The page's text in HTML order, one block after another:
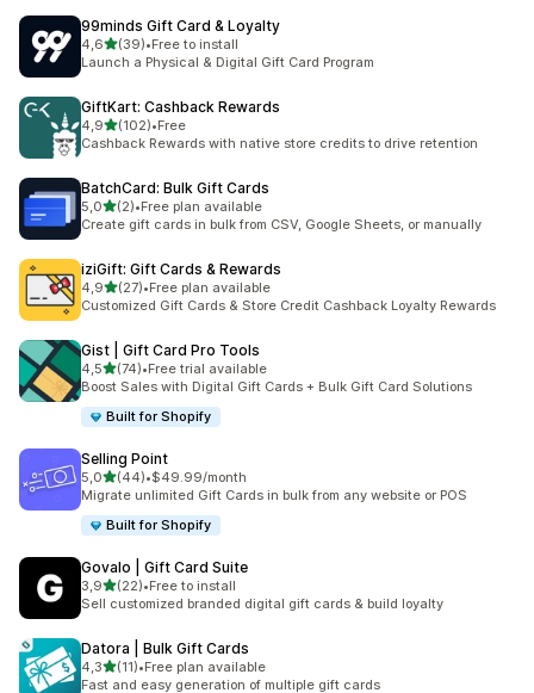
99minds Gift Card & Loyalty
4,65 yıldız üzerinden
(39)
toplam 39 değerlendirme
•Free to install
Launch a Physical & Digital Gift Card Program
GiftKart: Cashback Rewards
4,95 yıldız üzerinden
(102)
toplam 102 değerlendirme
•Free
Cashback Rewards with native store credits to drive retention
BatchCard: Bulk Gift Cards
5,05 yıldız üzerinden
(2)
toplam 2 değerlendirme
•Free plan available
Create gift cards in bulk from CSV, Google Sheets, or manually
iziGift: Gift Cards & Rewards
4,95 yıldız üzerinden
(27)
toplam 27 değerlendirme
•Free plan available
Customized Gift Cards & Store Credit Cashback Loyalty Rewards
Gist | Gift Card Pro Tools
4,55 yıldız üzerinden
(74)
toplam 74 değerlendirme
•Free trial available
Boost Sales with Digital Gift Cards + Bulk Gift Card Solutions
Built for Shopify
Selling Point
5,05 yıldız üzerinden
(44)
toplam 44 değerlendirme
•$49.99/month
Migrate unlimited Gift Cards in bulk from any website or POS
Built for Shopify
Govalo | Gift Card Suite
3,95 yıldız üzerinden
(22)
toplam 22 değerlendirme
•Free to install
Sell customized branded digital gift cards & build loyalty
Datora | Bulk Gift Cards
4,35 yıldız üzerinden
(11)
toplam 11 değerlendirme
•Free plan available
Fast and easy generation of multiple gift cards